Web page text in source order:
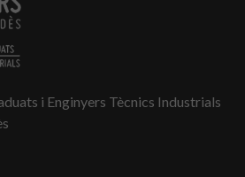
i Enginyers Tècnics Industrials